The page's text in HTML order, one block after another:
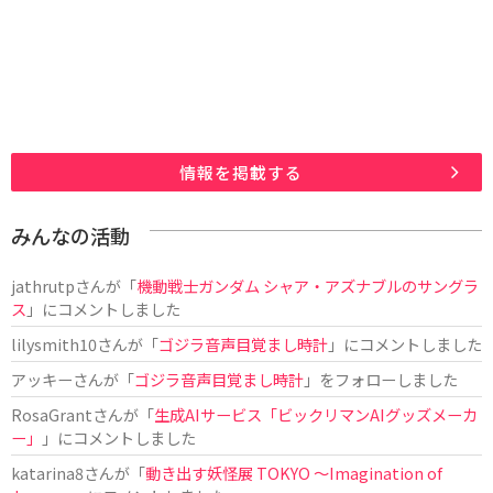
情報を掲載する
みんなの活動
jathrutpさんが「機動戦士ガンダム シャア・アズナブルのサングラ
ス 」にコメントしました
lilysmith10さんが「ゴジラ音声目覚まし時計」にコメントしました
アッキーさんが「ゴジラ音声目覚まし時計」をフォローしました
RosaGrantさんが「生成AIサービス「ビックリマンAIグッズメーカ
ー」
」にコメントしました
katarina8さんが「動き出す妖怪展 TOKYO 〜Imagination of